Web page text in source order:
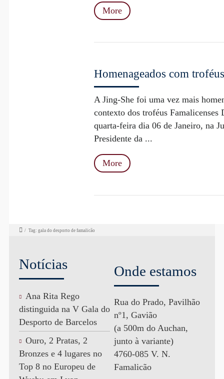
More
Homenageados com
A Jing-She foi uma vez mais
contexto dos troféus
quarta-feira dia 06 de Janeiro, na
Presidente da ...
More
/ Tag: gala do desporto de famalicão
Notícias
Ana Rita Rego
distinguida na V Gala do
Desporto de Barcelos
Ouro, 2 Pratas, 2
Bronzes e 4 lugares no
Top 8 no Europeu de
Onde estamos
Rua do Prado, Pavilhão
nº1, Gavião
(a 500m do Auchan,
junto à variante)
4760-085 V. N.
Famalicão